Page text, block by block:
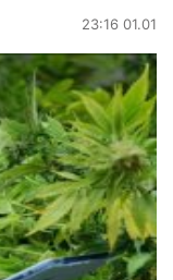
23:16 01.01